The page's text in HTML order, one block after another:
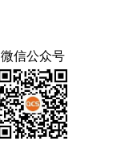
微信公众号